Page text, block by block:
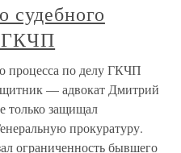
судебного
ГКЧП
процесса по делу ГКЧП
— адвокат Дмитрий
только защищал
прокуратуру.
ограниченность бывшего